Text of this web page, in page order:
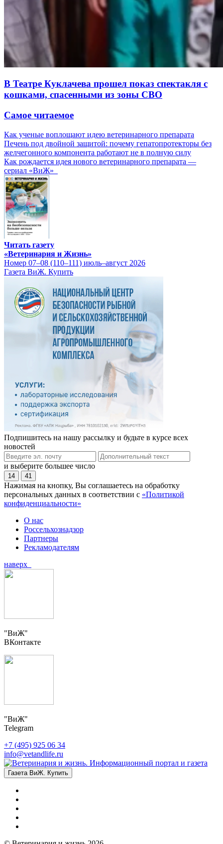
В Театре Куклачева прошел показ спектакля с
кошками, спасенными из зоны СВО
Самое читаемое
Как ученые воплощают идею ветеринарного препарата
Печень под двойной защитой: почему гепатопротекторы без
желчегонного компонента работают не в полную силу
Как рождается идея нового ветеринарного препарата —
сериал «ВиЖ»
Читать газету
«Ветеринария и Жизнь»
Номер 07–08 (110–111) июль–август 2026
Газета ВиЖ. Купить
Подпишитесь на нашу рассылку и будьте в курсе всех
новостей
и выберите большее число
14 41
Нажимая на кнопку, Вы соглашаетесь на обработку
персональных данных в соответствии с «Политикой
конфиденциальности»
О нас
Россельхознадзор
Партнеры
Рекламодателям
наверх
"ВиЖ"
ВКонтакте
"ВиЖ"
Telegram
+7 (495) 925 06 34
info@vetandlife.ru
Газета ВиЖ. Купить